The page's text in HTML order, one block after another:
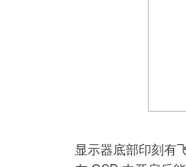
显示器底部印刻有